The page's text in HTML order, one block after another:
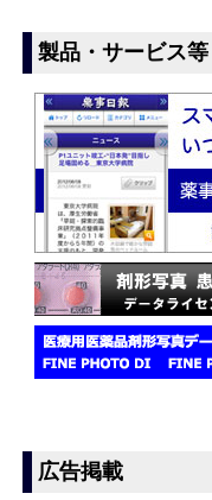
製品・サービス等
広告掲載